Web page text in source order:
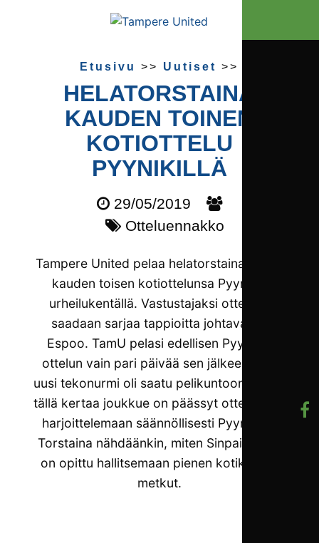
Etusivu >> Uutiset >>
HELATORSTAINA
KAUDEN TOINEN
KOTI­OTTELU
PYYNIKILLÄ
29/05/2019
Otteluennakko
Tampere United pelaa helatorstaina klo 15
kauden toisen kotiottelunsa Pyynikin
urheilukentällä. Vastustajaksi otteluun
saadaan sarjaa tappioitta johtava FC
Espoo. TamU pelasi edellisen Pyynikin
ottelun vain pari päivää sen jälkeen, kun
uusi tekonurmi oli saatu pelikuntoon, mutta
tällä kertaa joukkue on päässyt ottelun alla
harjoittelemaan säännöllisesti Pyynikillä.
Torstaina nähdäänkin, miten Sinpaidoissa
on opittu hallitsemaan pienen kotikentän
metkut.